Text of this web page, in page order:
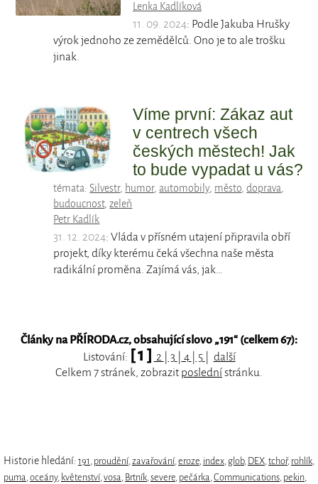
Lenka Kadlíková
11. 09. 2024: Podle Jakuba Hrušky
výrok jednoho ze zemědělců. Ono je to ale trošku
jinak.
Víme první: Zákaz aut
v centrech všech
českých městech! Jak
to bude vypadat u vás?
témata:Silvestr, humor,automobily, město,doprava,
budoucnost,zeleň
Petr Kadlík
31. 12. 2024: Vláda v přísném utajení připravila obří
projekt, díky kterému čeká všechna naše města
radikální proměna. Zajímá vás, jak…
Články na PŘÍRODA.cz, obsahující slovo „191“ (celkem 67):
Listování: [ 1 ] 2 3 4 5
další
Celkem 7 stránek, zobrazitposlednístránku.
Historie hledání: 191 , proudění,zavařování,eroze, index, glob, DEX,tchoř, rohlík,
puma,oceány, květenství,vosa, Brtník,severe, pečárka,Communications, pekin,